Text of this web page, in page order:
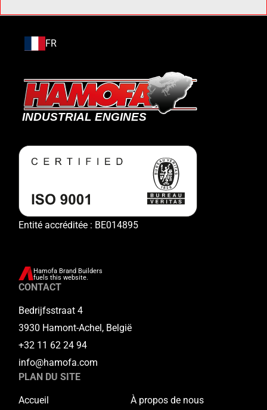
FR
Entité accréditée : BE014895
Hamofa Brand Builders
fuels this website.
CONTACT
Bedrijfsstraat 4
3930 Hamont-Achel, België
+32 11 62 24 94
info@hamofa.com
PLAN DU SITE
Accueil
À propos de nous